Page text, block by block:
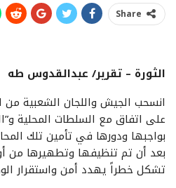
Share
الثورة – تقرير/ عبدالقدوس طه
انسحب الجيش واللجان الشعبية من
على اتفاق مع السلطات المحلية
بواجبها ودورها في تأمين تلك
بعد أن تم تنظيفها وتطهيرها من
تشكل خطراً يهدد أمن واستقرار